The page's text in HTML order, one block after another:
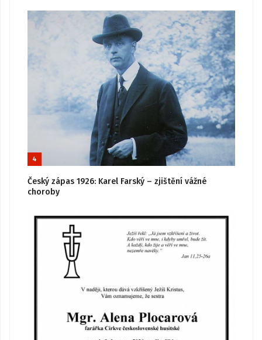
4
Český zápas 1926: Karel Farský – zjištění vážné
choroby